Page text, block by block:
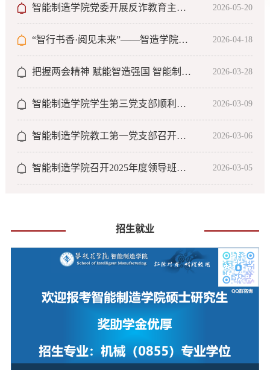
智能制造学院党委开展反诈教育主题党日观影活动 2026-05-20
“智行书香·阅见未来”——智造学院学生第一党支部主题读书活动 2026-04-18
把握两会精神 赋能智造强国 智能制造学院学生第一党支部召开... 2026-03-28
智能制造学院学生第三党支部顺利召开2025年组织生活会 2026-03-09
智能制造学院教工第一党支部召开组织生活会 2026-03-06
智能制造学院召开2025年度领导班子民主生活会 2026-03-05
招生就业